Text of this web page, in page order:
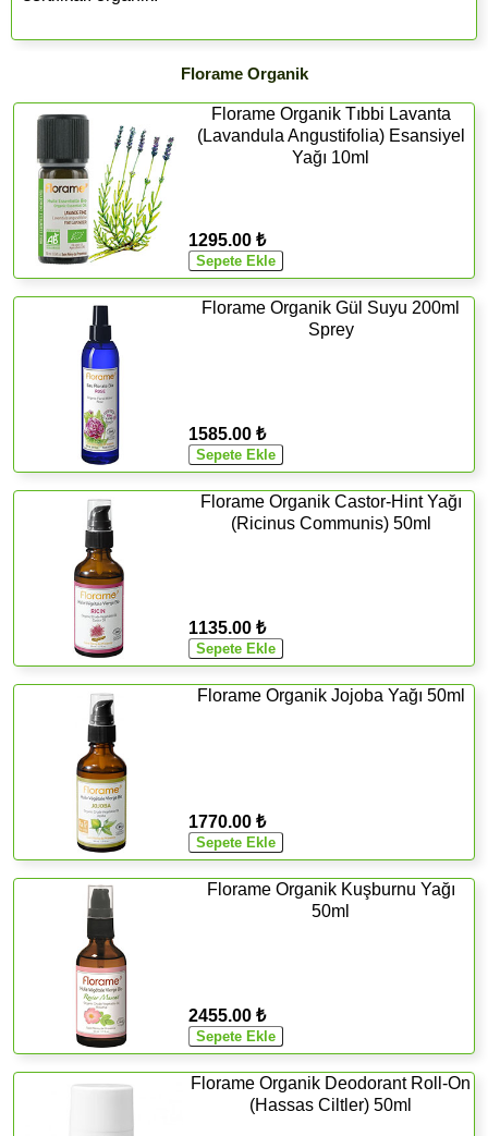
Florame Organik
Florame Organik Tıbbi Lavanta
(Lavandula Angustifolia) Esansiyel
Yağı 10ml
1295.00 ₺
Florame Organik Gül Suyu 200ml
Sprey
1585.00 ₺
Florame Organik Castor-Hint Yağı
(Ricinus Communis) 50ml
1135.00 ₺
Florame Organik Jojoba Yağı 50ml
1770.00 ₺
Florame Organik Kuşburnu Yağı
50ml
2455.00 ₺
Florame Organik Deodorant Roll-On
(Hassas Ciltler) 50ml